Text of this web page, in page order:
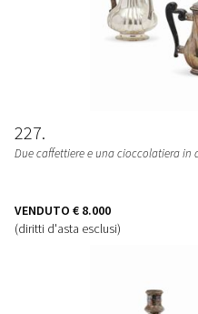
227
Due caffettiere e una cioccolatiera in
VENDUTO € 8.000
(diritti d'asta esclusi)